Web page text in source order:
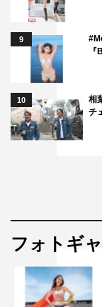
9
10
相
チ
フォトギ